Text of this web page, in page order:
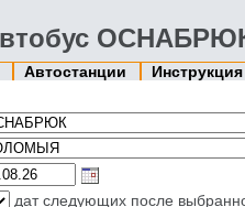
Автостанции
дат следующих после